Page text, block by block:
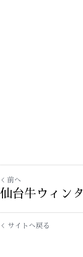
前へ
仙台牛ウィン
サイトへ戻る